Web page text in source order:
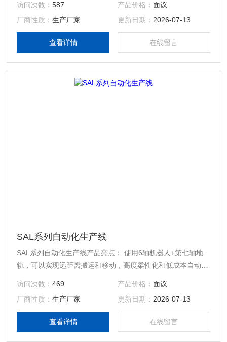
可靠，生产效率有保障； 实现复杂夹具的上下料需求；
访问次数：587 产品价格： 面议
厂商性质：生产厂家 更新日期： 2026-07-13
查看详情 在线留言
SAL系列自动化生产线
SAL系列自动化生产线产品亮点： 使用6轴机器人+第七轴地
轨，可以实现远距离搬运和移动，高度柔性化和低成本自动
更优，组合模块配置更柔性化;
访问次数：469 产品价格： 面议
厂商性质：生产厂家 更新日期： 2026-07-13
查看详情 在线留言